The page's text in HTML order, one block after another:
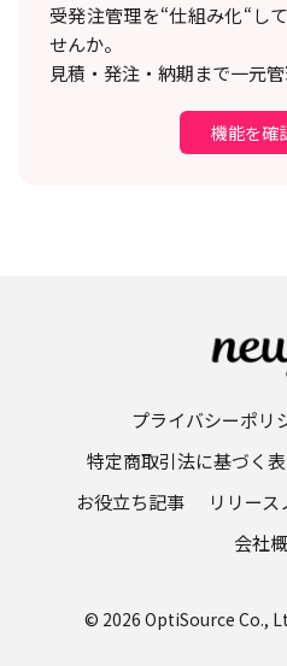
受発注管理を“仕組み化“し
せんか。
見積・発注・納期まで一元管
機能を確
プライバシーポリ
特定商取引法に基づく
お役立ち記事
リリース
会社
© 2026 OptiSource Co.,